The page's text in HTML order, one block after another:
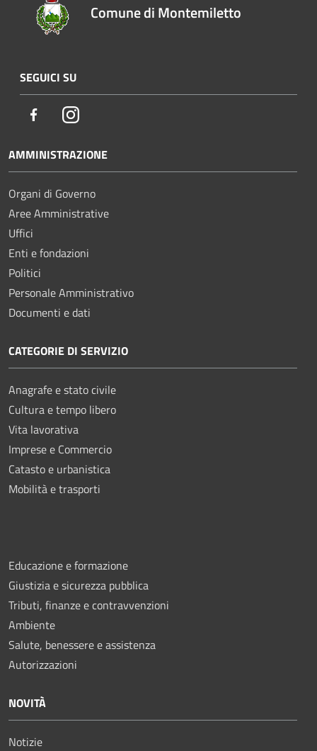
Comune di Montemiletto
SEGUICI SU
FacebookInstagram
AMMINISTRAZIONE
Organi di Governo
Aree Amministrative
Uffici
Enti e fondazioni
Politici
Personale Amministrativo
Documenti e dati
CATEGORIE DI SERVIZIO
Anagrafe e stato civile
Cultura e tempo libero
Vita lavorativa
Imprese e Commercio
Catasto e urbanistica
Mobilità e trasporti
Educazione e formazione
Giustizia e sicurezza pubblica
Tributi, finanze e contravvenzioni
Ambiente
Salute, benessere e assistenza
Autorizzazioni
NOVITÀ
Notizie